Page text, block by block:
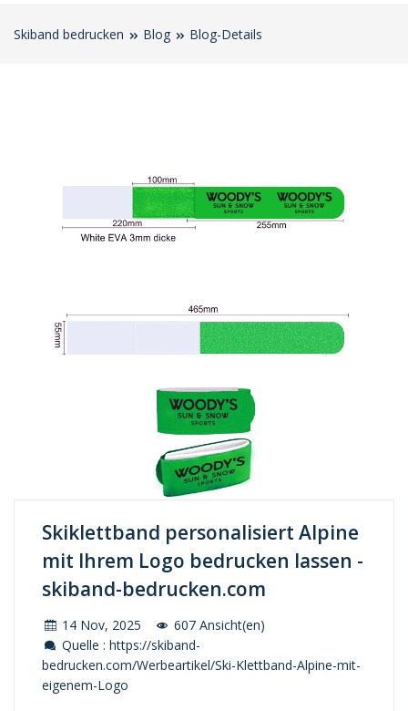
Skiband bedrucken Blog Blog-Details
Skiklettband personalisiert Alpine
mit Ihrem Logo bedrucken lassen -
skiband-bedrucken.com
14 Nov, 2025
607 Ansicht(en)
Quelle : https://skiband-
bedrucken.com/Werbeartikel/Ski-Klettband-Alpine-mit-
eigenem-Logo